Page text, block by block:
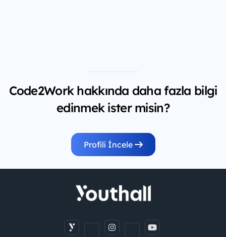
Code2Work hakkında daha fazla bilgi
edinmek ister misin?
Profili İncele